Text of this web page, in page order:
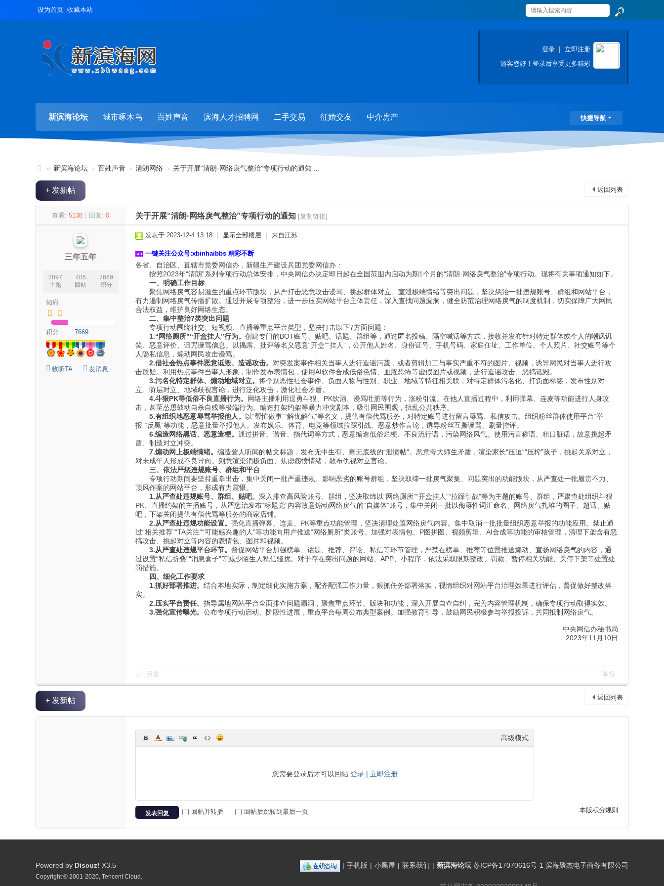
设为首页 收藏本站
索
登录
立即注册
游客您好！登录后享受更多精彩
快捷导航
新滨海论坛 城市啄木鸟 百姓声音 滨海人才招聘网 二手交易 征婚交友 中介房产
新
滨
» 新滨海论坛 › 百姓声音 › 清朗网络 › 关于开展“清朗·网络戾气整治”专项行动的通知 ...
返回列表
+ 发新帖
查看: 5138 回复: 0 关于开展“清朗·网络戾气整治”专项行动的通知 [复制链接]
三年五年
2097
主题
405
回帖
7669
积分
知府
积分 7669
收听TA 发消息
发表于 2023-12-4 13:18 显示全部楼层 来自江苏
一键关注公众号:xbinhaibbs 精彩不断
各省、自治区、直辖市党委网信办，新疆生产建设兵团党委网信办：
按照2023年“清朗”系列专项行动总体安排，中央网信办决定即日起在全国范围内启动为期1个月的“清朗·网络戾气整治”专项行动。现将有关事项通知如下。
一、明确工作目标
聚焦网络戾气容易滋生的重点环节版块，从严打击恶意攻击谩骂、挑起群体对立、宣泄极端情绪等突出问题，坚决惩治一批违规账号、群组和网站平台，
有力遏制网络戾气传播扩散。通过开展专项整治，进一步压实网站平台主体责任，深入查找问题漏洞，健全防范治理网络戾气的制度机制，切实保障广大网民
合法权益，维护良好网络生态。
二、集中整治7类突出问题
专项行动围绕社交、短视频、直播等重点平台类型，坚决打击以下7方面问题：
1.“网络厕所”“开盒挂人”行为。 创建专门的BOT账号、贴吧、话题、群组等，通过匿名投稿、隔空喊话等方式，接收并发布针对特定群体或个人的嘲讽讥
笑、恶意评价、诅咒谩骂信息。以揭露、批评等名义恶意“开盒”“挂人”，公开他人姓名、身份证号、手机号码、家庭住址、工作单位、个人照片、社交账号等个
人隐私信息，煽动网民攻击谩骂。
2.借社会热点事件恶意诋毁、造谣攻击。 对突发案事件相关当事人进行造谣污蔑，或者剪辑加工与事实严重不符的图片、视频，诱导网民对当事人进行攻
击质疑。利用热点事件当事人形象，制作发布表情包，使用AI软件合成低俗色情、血腥恐怖等虚假图片或视频，进行造谣攻击、恶搞诋毁。
3.污名化特定群体、煽动地域对立。 将个别恶性社会事件、负面人物与性别、职业、地域等特征相关联，对特定群体污名化、打负面标签，发布性别对
立、阶层对立、地域歧视言论，进行泛化攻击，激化社会矛盾。
4.斗狠PK等低俗不良直播行为。
网络主播利用逞勇斗狠、PK饮酒、谩骂吐脏等行为，涨粉引流。在他人直播过程中，利用弹幕、连麦等功能进行人身攻
击，甚至怂恿鼓动自杀自残等极端行为。编造打架约架等暴力冲突剧本，吸引网民围观，扰乱公共秩序。
5.有组织地恶意辱骂举报他人。
以“帮忙做事”“解忧解气”等名义，提供有偿代骂服务，对特定账号进行留言辱骂、私信攻击。组织粉丝群体使用平台“举
报”“反黑”等功能，恶意批量举报他人。发布娱乐、体育、电竞等领域拉踩引战、恶意炒作言论，诱导粉丝互撕谩骂、刷量控评。
6.编造网络黑话、恶意造梗。 通过拼音、谐音、指代词等方式，恶意编造低俗烂梗、不良流行语，污染网络风气。使用污言秽语、粗口脏话，故意挑起矛
盾、制造对立冲突。
7.煽动网上极端情绪。 编造耸人听闻的帖文标题，发布无中生有、毫无底线的“泄愤帖”。恶意夸大师生矛盾，渲染家长“压迫”“压榨”孩子，挑起关系对立，
对未成年人形成不良导向。刻意渲染消极负面、焦虑怨愤情绪，散布仇视对立言论。
三、依法严惩违规账号、群组和平台
专项行动期间要坚持重拳出击，集中关闭一批严重违规、影响恶劣的账号群组，坚决取缔一批戾气聚集、问题突出的功能版块，从严查处一批履责不力、
顶风作案的网站平台，形成有力震慑。
1.从严查处违规账号、群组、贴吧。 深入排查高风险账号、群组，坚决取缔以“网络厕所”“开盒挂人”“拉踩引战”等为主题的账号、群组，严肃查处组织斗狠
PK、直播约架的主播账号，从严惩治发布“标题党”内容故意煽动网络戾气的“自媒体”账号，集中关闭一批以侮辱性词汇命名、网络戾气扎堆的圈子、超话、贴
吧，下架关闭提供有偿代骂等服务的商家店铺。
2.从严查处违规功能设置。 强化直播弹幕、连麦、PK等重点功能管理，坚决清理处置网络戾气内容。集中取消一批批量组织恶意举报的功能应用。禁止通
过“相关推荐”“TA关注”“可能感兴趣的人”等功能向用户推送“网络厕所”类账号。加强对表情包、P图拼图、视频剪辑、AI合成等功能的审核管理，清理下架含有恶
搞攻击、挑起对立等内容的表情包、图片和视频。
3.从严查处违规平台环节。 督促网站平台加强榜单、话题、推荐、评论、私信等环节管理，严禁在榜单、推荐等位置推送煽动、宣扬网络戾气的内容，通
过设置“私信折叠”“消息盒子”等减少陌生人私信骚扰。对于存在突出问题的网站、APP、小程序，依法采取限期整改、罚款、暂停相关功能、关停下架等处置处
罚措施。
四、细化工作要求
1.抓好部署推进。 结合本地实际，制定细化实施方案，配齐配强工作力量，狠抓任务部署落实，视情组织对网站平台治理效果进行评估，督促做好整改落
实。
2.压实平台责任。 指导属地网站平台全面排查问题漏洞，聚焦重点环节、版块和功能，深入开展自查自纠，完善内容管理机制，确保专项行动取得实效。
3.强化宣传曝光。 公布专项行动启动、阶段性进展，重点平台每周公布典型案例。加强教育引导，鼓励网民积极参与举报投诉，共同抵制网络戾气。
中央网信办秘书局
2023年11月10日
回复 举报
返回列表
+ 发新帖
高级模式
您需要登录后才可以回帖 登录| 立即注册
本版积分规则
发表回复 回帖并转播 回帖后跳转到最后一页
| 手机版 | 小黑屋 | 联系我们 | 新滨海论坛 苏ICP备17070616号-1 滨海聚杰电子商务有限公司
Powered by Discuz! X3.5
Copyright © 2001-2020, Tencent Cloud.